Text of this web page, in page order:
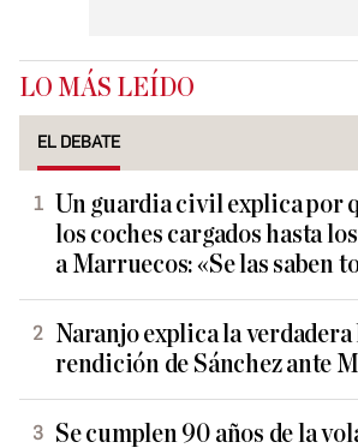
LO MÁS LEÍDO
EL DEBATE
Un guardia civil explica por
los coches cargados hasta
a Marruecos: «Se las saben
Naranjo explica la
rendición de Sánchez ante
Se cumplen 90 años de la